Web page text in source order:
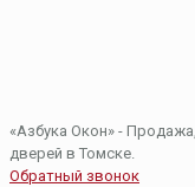
«Азбука Окон» -
дверей в Томске.
Обратный звонок